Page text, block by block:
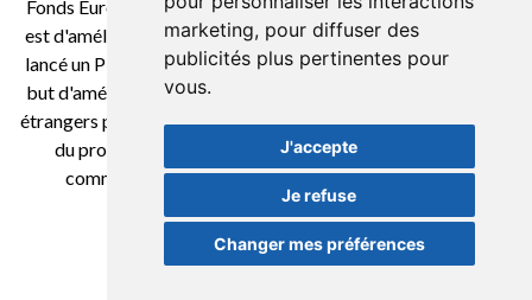
marketing, pour diffuser des
publicités plus pertinentes pour
vous.
J'accepte
Je refuse
Changer mes préférences
Fonds Européen de Développement Régional dont l'objectif
est d'améliorer la compétitivité des PME et grâce auquel il a
lancé un Plan International de Marketing Numérique dans le
but d'améliorer son positionnement en ligne sur les marchés
étrangers pendant la 2021. Pour cela, il a bénéficié du soutien
du programme XPANDE DIGITAL de la Chambre de
commerce de Reus. Une façon de faire de l'Europe